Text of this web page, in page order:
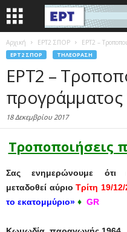
Αρχική EΡΤ2 ΣΠΟΡ ΕΡΤ2 –
EΡΤ2 ΣΠΟΡ ΤΗΛΕΌΡΑΣΗ
ΕΡΤ2 –
προγράμματος
18 Δεκεμβρίου 2017
Τροποποιήσεις
Σας ενημερώνουμε
μεταδοθεί αύριοΤρίτη 19/
το εκατομμύριο» ♦ GR